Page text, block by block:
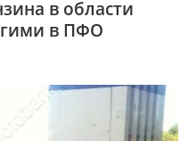
в области
в ПФО